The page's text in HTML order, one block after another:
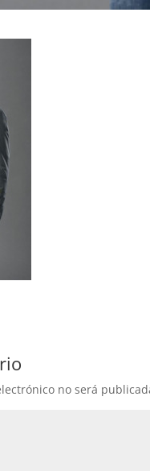
no será